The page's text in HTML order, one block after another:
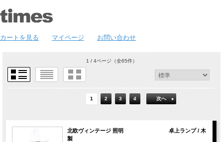
カートを見る マイページ お問い合わせ
1 / 4ページ（全65件）
1 2 3 4 次へ
北欧ヴィンテージ 照明 卓上ランプ / 木
製